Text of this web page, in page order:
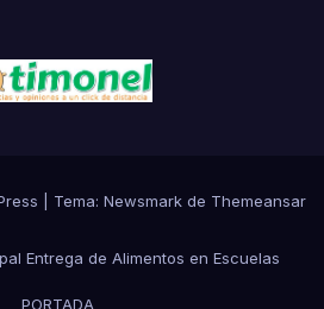
Tema: Newsmark de Themeansar
Entrega de Alimentos en Escuelas
PORTADA